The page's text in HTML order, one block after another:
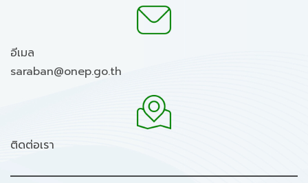
อีเมล
saraban@onep.go.th
ติดต่อเรา